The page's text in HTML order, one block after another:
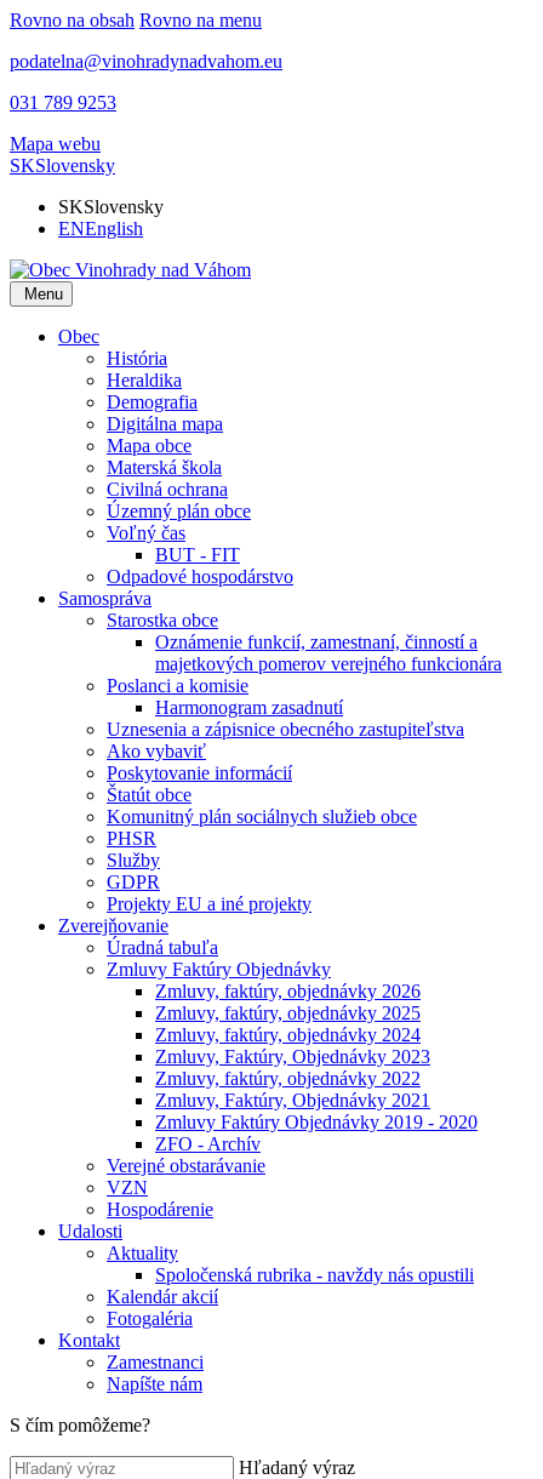
Rovno na obsah Rovno na menu
podatelna@vinohradynadvahom.eu
031 789 9253
Mapa webu
SKSlovensky
SKSlovensky
ENEnglish
Menu
Obec
História
Heraldika
Demografia
Digitálna mapa
Mapa obce
Materská škola
Civilná ochrana
Územný plán obce
Voľný čas
BUT - FIT
Odpadové hospodárstvo
Samospráva
Starostka obce
Oznámenie funkcií, zamestnaní, činností a
majetkových pomerov verejného funkcionára
Poslanci a komisie
Harmonogram zasadnutí
Uznesenia a zápisnice obecného zastupiteľstva
Ako vybaviť
Poskytovanie informácií
Štatút obce
Komunitný plán sociálnych služieb obce
PHSR
Služby
GDPR
Projekty EU a iné projekty
Zverejňovanie
Úradná tabuľa
Zmluvy Faktúry Objednávky
Zmluvy, faktúry, objednávky 2026
Zmluvy, faktúry, objednávky 2025
Zmluvy, faktúry, objednávky 2024
Zmluvy, Faktúry, Objednávky 2023
Zmluvy, faktúry, objednávky 2022
Zmluvy, Faktúry, Objednávky 2021
Zmluvy Faktúry Objednávky 2019 - 2020
ZFO - Archív
Verejné obstarávanie
VZN
Hospodárenie
Udalosti
Aktuality
Spoločenská rubrika - navždy nás opustili
Kalendár akcií
Fotogaléria
Kontakt
Zamestnanci
Napíšte nám
S čím pomôžeme?
Hľadaný výraz